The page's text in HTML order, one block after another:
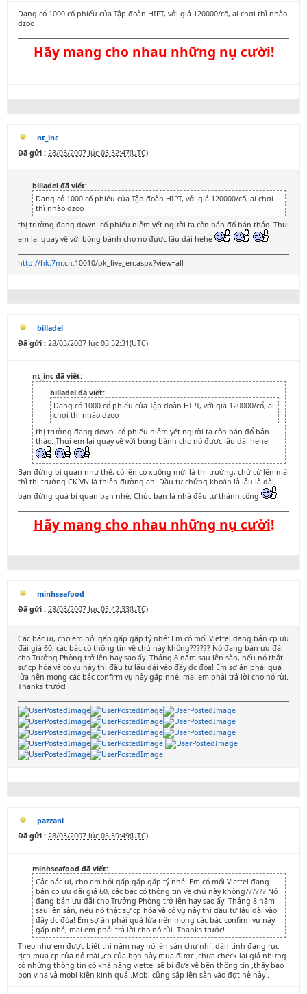
Đang có 1000 cổ phiếu của Tập đoàn HIPT, với giá 120000/cổ, ai chơi thì nhào
dzoo
Hãy mang cho nhau những nụ cười!
nt_inc
Đã gửi : 28/03/2007 lúc 03:32:47(UTC)
billadel đã viết:
Đang có 1000 cổ phiếu của Tập đoàn HIPT, với giá 120000/cổ, ai chơi
thì nhào dzoo
thị trường đang down. cổ phiếu niêm yết người ta còn bán đổ bán tháo. Thui
em lại quay về với bóng bánh cho nó được lâu dài hehe
http://hk.7m.cn:10010/pk_live_en.aspx?view=all
billadel
Đã gửi : 28/03/2007 lúc 03:52:31(UTC)
nt_inc đã viết:
billadel đã viết:
Đang có 1000 cổ phiếu của Tập đoàn HIPT, với giá 120000/cổ, ai
chơi thì nhào dzoo
thị trường đang down. cổ phiếu niêm yết người ta còn bán đổ bán
tháo. Thui em lại quay về với bóng bánh cho nó được lâu dài hehe
Bạn đừng bi quan như thế, có lên có xuống mới là thị trường, chứ cứ lên mãi
thì thị trường CK VN là thiên đường ah. Đầu tư chứng khoán là lâu là dài,
bạn đừng quá bi quan bạn nhé. Chúc bạn là nhà đầu tư thành công.
Hãy mang cho nhau những nụ cười!
minhseafood
Đã gửi : 28/03/2007 lúc 05:42:33(UTC)
Các bác ui, cho em hỏi gấp gấp gấp tý nhé: Em có mối Viettel đang bán cp ưu
đãi giá 60, các bác có thông tin về chú này không?????? Nó đang bán ưu đãi
cho Trưởng Phòng trở lên hay sao ấy. Tháng 8 năm sau lên sàn, nếu nó thật
sự cp hóa và có vụ này thì đầu tư lâu dài vào đây dc đóa! Em sợ ăn phải quả
lừa nên mong các bác confirm vụ này gấp nhé, mai em phải trả lời cho nó rùi.
Thanks trước!
pazzani
Đã gửi : 28/03/2007 lúc 05:59:49(UTC)
minhseafood đã viết:
Các bác ui, cho em hỏi gấp gấp gấp tý nhé: Em có mối Viettel đang
bán cp ưu đãi giá 60, các bác có thông tin về chú này không?????? Nó
đang bán ưu đãi cho Trưởng Phòng trở lên hay sao ấy. Tháng 8 năm
sau lên sàn, nếu nó thật sự cp hóa và có vụ này thì đầu tư lâu dài vào
đây dc đóa! Em sợ ăn phải quả lừa nên mong các bác confirm vụ này
gấp nhé, mai em phải trả lời cho nó rùi. Thanks trước!
Theo như em được biết thì năm nay nó lên sàn chứ nhỉ ,dân tình đang rục
rịch mua cp của nó roài ,cp của bọn này mua được ,chưa check lại giá nhưng
có những thông tin có khả năng viettel sẽ bị đưa về bên thông tin ,thấy bảo
bọn vina và mobi kiện kinh quá .Mobi cũng sắp lên sàn vào đợt hè này .